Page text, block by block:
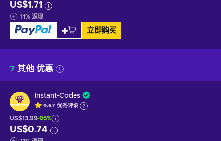
US$1.71
11% 返现
立即购买
7 其他 优惠
Instant-Codes
9.67 优秀评级
US$13.99-95%
US$0.74